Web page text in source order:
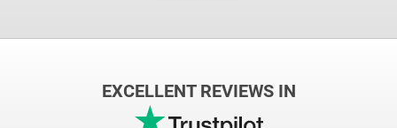
EXCELLENT REVIEWS IN